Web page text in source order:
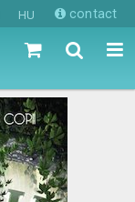
HU contact